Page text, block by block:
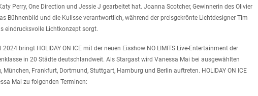
Perry, One Direction und Jessie J gearbeitet hat. Joanna Scotcher, Gewinnerin des Olivier
Bühnenbild und die Kulisse verantwortlich, während der preisgekrönte Lichtdesigner Tim
eindrucksvolle Lichtkonzept sorgt.
2024 bringt HOLIDAY ON ICE mit der neuen Eisshow NO LIMITS Live-Entertainment der
in 20 Städte deutschlandweit. Als Stargast wird Vanessa Mai bei ausgewählten
München, Frankfurt, Dortmund, Stuttgart, Hamburg und Berlin auftreten. HOLIDAY ON ICE
Mai zu folgenden Terminen: